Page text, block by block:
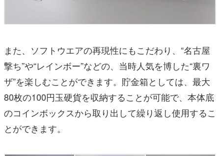
また、ソフトウエアの再現性にもこだわり、“名古屋
撃ち”や“レインボー”などの、当時人気を博した“裏ワ
ザ”を楽しむことができます。貯金箱としては、最大
80枚の100円玉硬貨を収納することが可能で、本体底
のコインボックスから取り出して繰り返し使用するこ
とができます。